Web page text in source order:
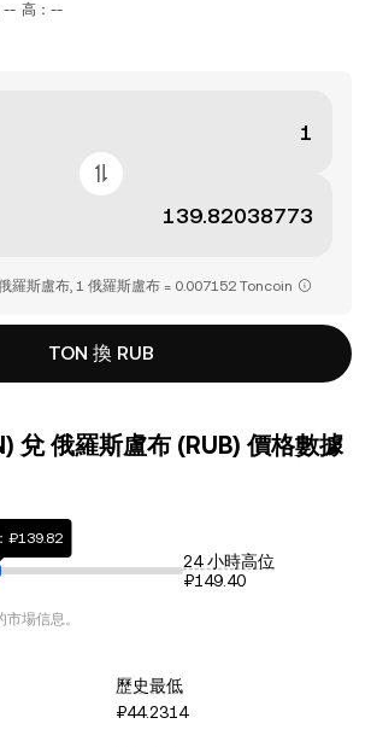
-- 高：--
羅斯盧布, 1 俄羅斯盧布 = 0.007152 Toncoin
TON 換 RUB
兌 俄羅斯盧布 (RUB) 價格數據
₽139.82
24 小時高位
₽149.40
市場信息。
歷史最低
₽44.2314